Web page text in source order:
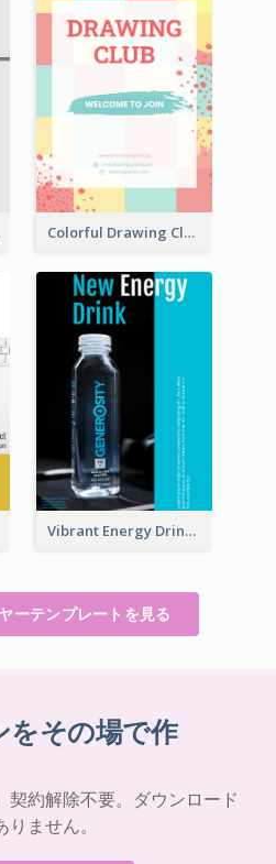
Colorful Drawing Club Flyer
Vibrant Energy Drink Flyer
ーテンプレートを見る
をその場で作
契約解除不要。ダウンロード
ません。